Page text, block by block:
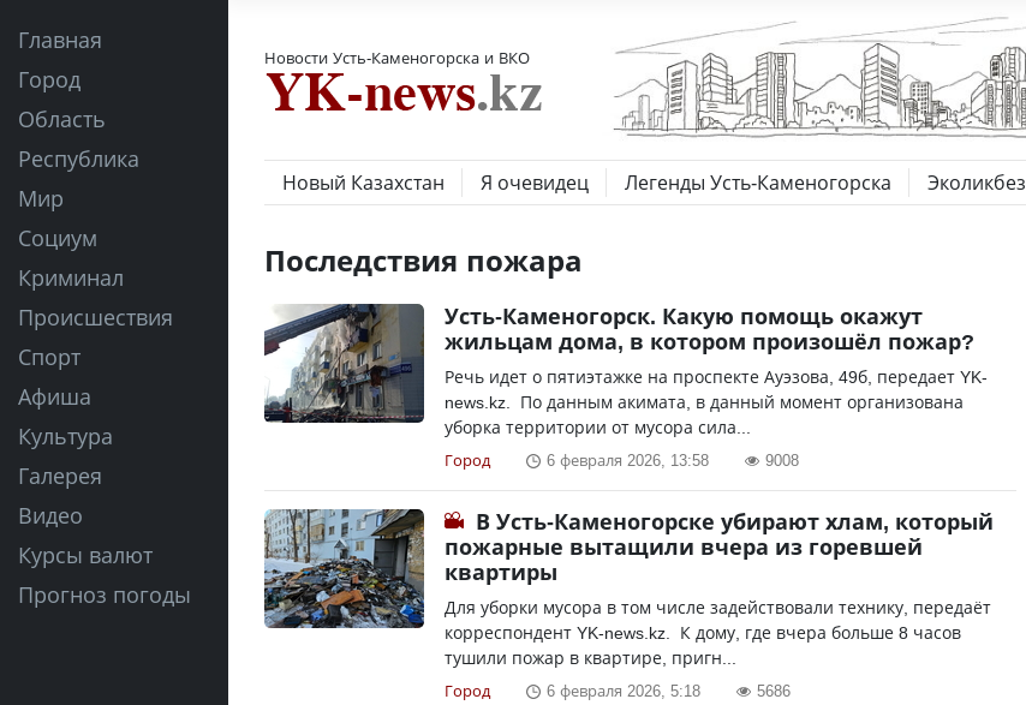
Главная
Город
Область
Республика
Мир
Социум
Криминал
Происшествия
Спорт
Афиша
Культура
Галерея
Видео
Курсы валют
Прогноз погоды
Новости Усть-Каменогорска и ВКО
Новый Казахстан Я очевидец Легенды Усть-Каменогорска Эколикбез
Последствия пожара
Усть-Каменогорск. Какую помощь окажут
жильцам дома, в котором произошёл пожар?
Речь идет о пятиэтажке на проспекте Ауэзова, 49б, передает YK-
news.kz. По данным акимата, в данный момент организована
уборка территории от мусора сила...
Город 6 февраля 2026, 13:58 9008
В Усть-Каменогорске убирают хлам, который
пожарные вытащили вчера из горевшей
квартиры
Для уборки мусора в том числе задействовали технику, передаёт
корреспондент YK-news.kz. К дому, где вчера больше 8 часов
тушили пожар в квартире, пригн...
Город 6 февраля 2026, 5:18 5686